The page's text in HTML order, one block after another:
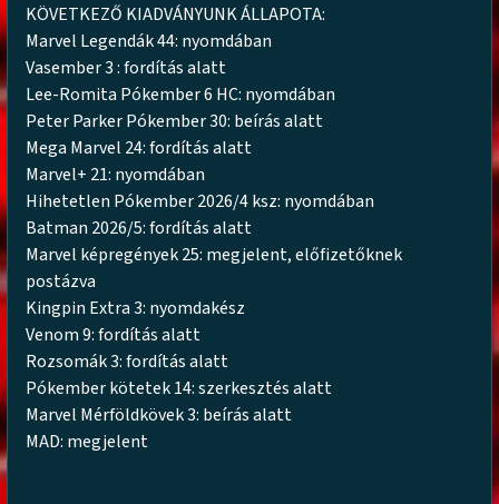
KÖVETKEZŐ KIADVÁNYUNK ÁLLAPOTA:
Marvel Legendák 44: nyomdában
Vasember 3 : fordítás alatt
Lee-Romita Pókember 6 HC: nyomdában
Peter Parker Pókember 30: beírás alatt
Mega Marvel 24: fordítás alatt
Marvel+ 21: nyomdában
Hihetetlen Pókember 2026/4 ksz: nyomdában
Batman 2026/5: fordítás alatt
Marvel képregények 25: megjelent, előfizetőknek
postázva
Kingpin Extra 3: nyomdakész
Venom 9: fordítás alatt
Rozsomák 3: fordítás alatt
Pókember kötetek 14: szerkesztés alatt
Marvel Mérföldkövek 3: beírás alatt
MAD: megjelent